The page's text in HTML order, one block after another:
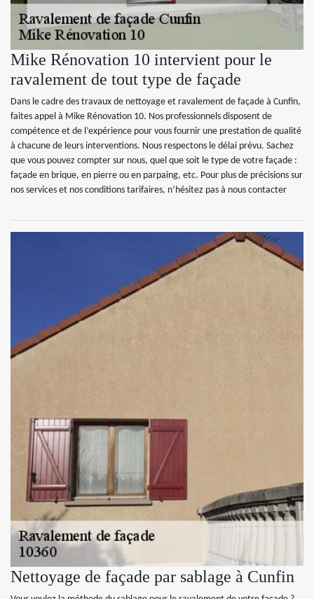
Mike Rénovation 10 intervient pour le
ravalement de tout type de façade
Dans le cadre des travaux de nettoyage et ravalement de façade à Cunfin,
faites appel à Mike Rénovation 10. Nos professionnels disposent de
compétence et de l’expérience pour vous fournir une prestation de qualité
à chacune de leurs interventions. Nous respectons le délai prévu. Sachez
que vous pouvez compter sur nous, quel que soit le type de votre façade :
façade en brique, en pierre ou en parpaing, etc. Pour plus de précisions sur
nos services et nos conditions tarifaires, n’hésitez pas à nous contacter
Nettoyage de façade par sablage à Cunfin